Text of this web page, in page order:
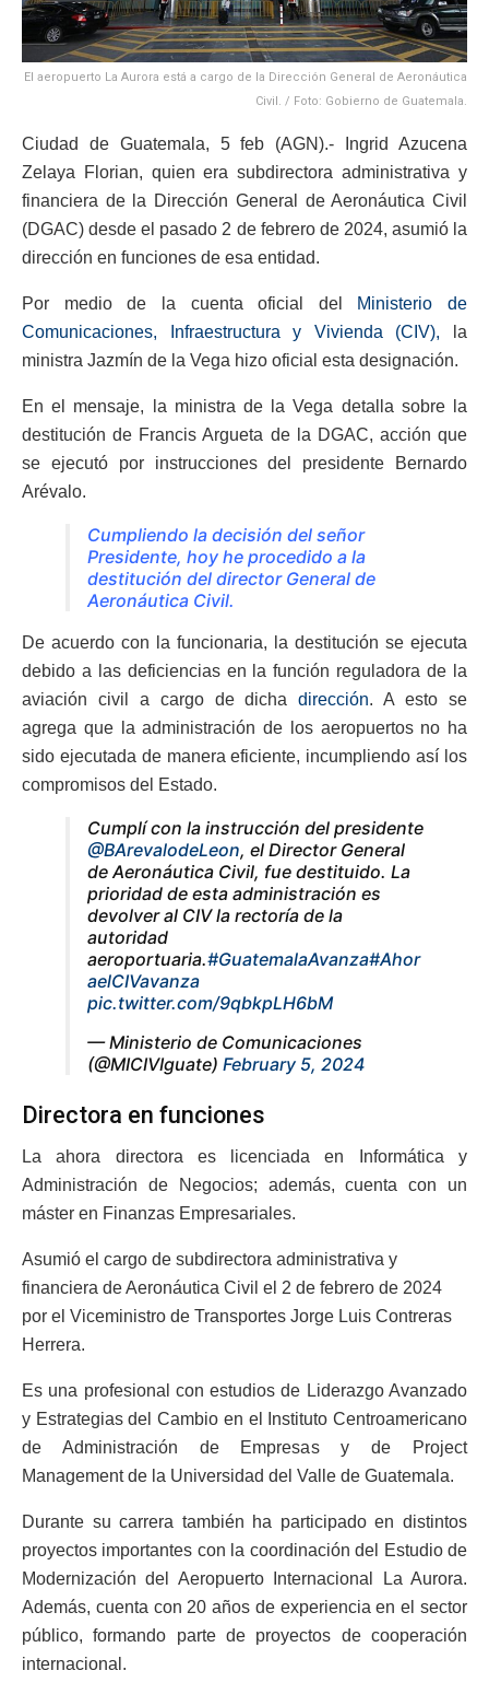
El aeropuerto La Aurora está a cargo de la Dirección General de Aeronáutica
Civil. / Foto: Gobierno de Guatemala.
Ciudad de Guatemala, 5 feb (AGN).- Ingrid Azucena
Zelaya Florian, quien era subdirectora administrativa y
financiera de la Dirección General de Aeronáutica Civil
(DGAC) desde el pasado 2 de febrero de 2024, asumió la
dirección en funciones de esa entidad.
Por medio de la cuenta oficial del Ministerio de
Comunicaciones, Infraestructura y Vivienda (CIV), la
ministra Jazmín de la Vega hizo oficial esta designación.
En el mensaje, la ministra de la Vega detalla sobre la
destitución de Francis Argueta de la DGAC, acción que
se ejecutó por instrucciones del presidente Bernardo
Arévalo.
Cumpliendo la decisión del señor
Presidente, hoy he procedido a la
destitución del director General de
Aeronáutica Civil.
De acuerdo con la funcionaria, la destitución se ejecuta
debido a las deficiencias en la función reguladora de la
aviación civil a cargo de dichadirección. A esto se
agrega que la administración de los aeropuertos no ha
sido ejecutada de manera eficiente, incumpliendo así los
compromisos del Estado.
Cumplí con la instrucción del presidente
@BArevalodeLeon, el Director General
de Aeronáutica Civil, fue destituido. La
prioridad de esta administración es
devolver al CIV la rectoría de la
autoridad
aeroportuaria.#GuatemalaAvanza#Ahor
aelCIVavanza
pic.twitter.com/9qbkpLH6bM
— Ministerio de Comunicaciones
(@MICIVIguate) February 5, 2024
Directora en funciones
La ahora directora es licenciada en Informática y
Administración de Negocios; además, cuenta con un
máster en Finanzas Empresariales.
Asumió el cargo de subdirectora administrativa y
financiera de Aeronáutica Civil el 2 de febrero de 2024
por el Viceministro de Transportes Jorge Luis Contreras
Herrera.
Es una profesional con estudios de Liderazgo Avanzado
y Estrategias del Cambio en el Instituto Centroamericano
de Administración de Empresas y de Project
Management de la Universidad del Valle de Guatemala.
Durante su carrera también ha participado en distintos
proyectos importantes con la coordinación del Estudio de
Modernización del Aeropuerto Internacional La Aurora.
Además, cuenta con 20 años de experiencia en el sector
público, formando parte de proyectos de cooperación
internacional.